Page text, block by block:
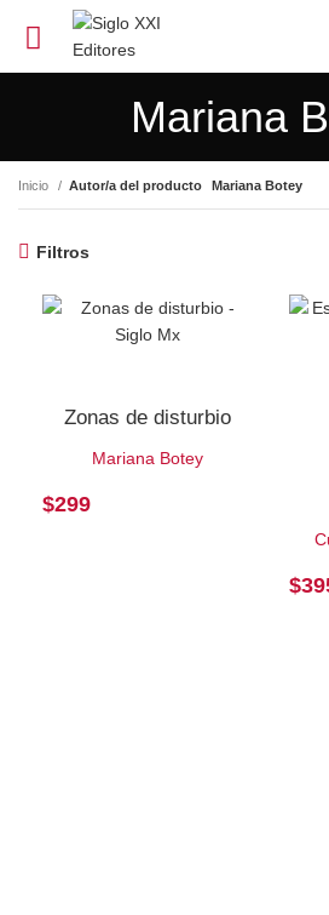
Mariana
Inicio Autor/a del producto Mariana Botey
Filtros
Zonas de disturbio
Mariana Botey
$299
$